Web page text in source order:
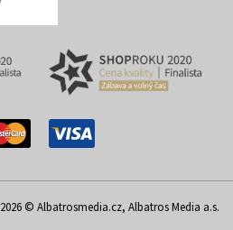
2026 © Albatrosmedia.cz, Albatros Media a.s.